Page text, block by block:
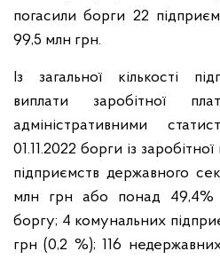
погасили борги 22
99,5 млн грн.
Із загальної кількості
виплати заробітної
адміністративними
01.11.2022 борги із
підприємств державного
млн грн або понад 49,4%
боргу; 4 комунальних
грн (0,2 %); 116